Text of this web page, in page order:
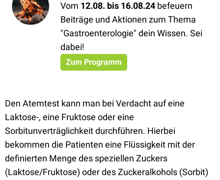
Vom 12.08. bis 16.08.24 befeuern
Beiträge und Aktionen zum Thema
"Gastroenterologie" dein Wissen. Sei
dabei!
Zum Programm
Den Atemtest kann man bei Verdacht auf eine
Laktose-, eine Fruktose oder eine
Sorbitunverträglichkeit durchführen. Hierbei
bekommen die Patienten eine Flüssigkeit mit der
definierten Menge des speziellen Zuckers
(Laktose/Fruktose) oder des Zuckeralkohols (Sorbit)